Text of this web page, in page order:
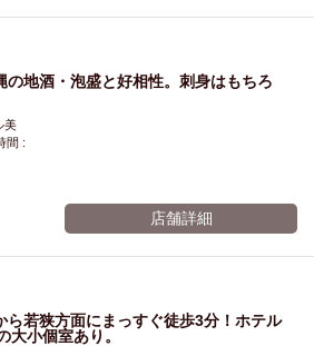
チー 炉端焼き
ふぐ料理
冬限定メニュー
おでん
イデー
首里駅周辺
山公園駅周辺
ENJOY LUNCH 特集
造形集団
地酒・泡盛と好相性。刺身はもちろ
美
間 :
店舗詳細
ら若狭方面にまっすぐ徒歩3分！ホテル
小個室あり。